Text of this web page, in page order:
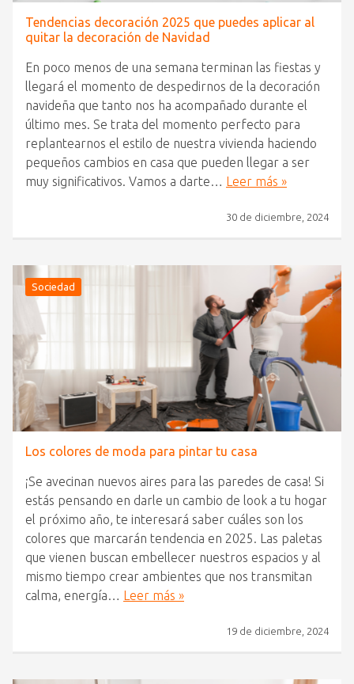
Tendencias decoración 2025 que puedes aplicar al
quitar la decoración de Navidad
En poco menos de una semana terminan las fiestas y
llegará el momento de despedirnos de la decoración
navideña que tanto nos ha acompañado durante el
último mes. Se trata del momento perfecto para
replantearnos el estilo de nuestra vivienda haciendo
pequeños cambios en casa que pueden llegar a ser
muy significativos. Vamos a darte… Leer más »
30 de diciembre, 2024
Sociedad
Los colores de moda para pintar tu casa
¡Se avecinan nuevos aires para las paredes de casa! Si
estás pensando en darle un cambio de look a tu hogar
el próximo año, te interesará saber cuáles son los
colores que marcarán tendencia en 2025. Las paletas
que vienen buscan embellecer nuestros espacios y al
mismo tiempo crear ambientes que nos transmitan
calma, energía… Leer más »
19 de diciembre, 2024